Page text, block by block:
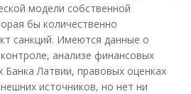
модели собственной
бы количественно
санкций. Имеются данные о
анализе финансовых
Банка Латвии, правовых оценках
источников, но нет ни